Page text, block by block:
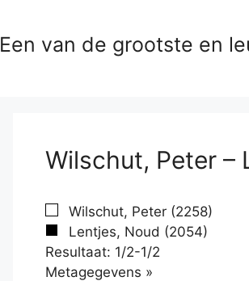
Een van de grootste en
Wilschut, Peter –
Wilschut, Peter (2258)
Lentjes, Noud (2054)
Resultaat: 1/2-1/2
Metagegevens »